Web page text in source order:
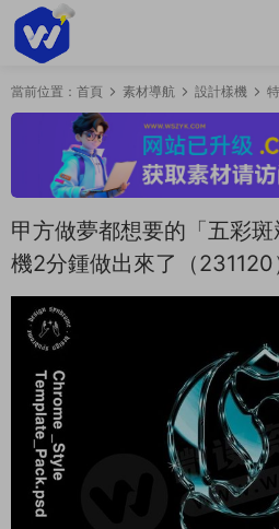
當前位置： 首頁 素材導航 設計樣機
甲方做夢都想要的「五彩
機2分鍾做出來了（231120